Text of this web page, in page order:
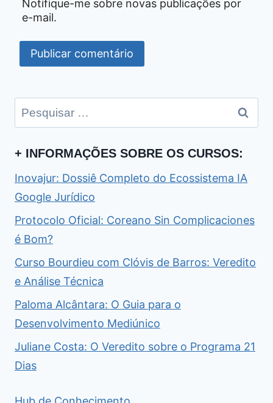
Notifique-me sobre novas publicações por
e-mail.
Pesquisar
por:
+ INFORMAÇÕES SOBRE OS CURSOS:
Inovajur: Dossiê Completo do Ecossistema IA
Google Jurídico
Protocolo Oficial: Coreano Sin Complicaciones
é Bom?
Curso Bourdieu com Clóvis de Barros: Veredito
e Análise Técnica
Paloma Alcântara: O Guia para o
Desenvolvimento Mediúnico
Juliane Costa: O Veredito sobre o Programa 21
Dias